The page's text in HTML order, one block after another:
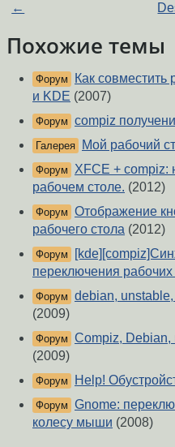
←
Похожие темы
Форум
Как
и KDE (2007)
Форум compiz
Галерея Мой рабочий
Форум
XFCE + compiz:
рабочем столе. (2012)
Форум Отображение
рабочего стола (2012)
Форум
переключения рабочих
Форум debian,
(2009)
Форум Compiz, Debian,
(2009)
Форум Help!
Форум Gnome:
колесу мыши (2008)